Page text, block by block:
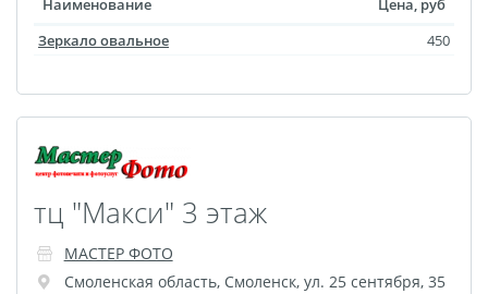
Таблички на
Номер на коляску
Конверты
Пластиковые карты
Флаги
Футляр для CD/DVD
Костеры
Зеркала
Наименование
Цена, руб
Зеркало овальное
450
тц "Макси" 3 этаж
МАСТЕР ФОТО
Смоленская область, Смоленск, ул. 25 сентября, 35